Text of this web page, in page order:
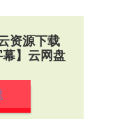
资源下载
幕】云网盘